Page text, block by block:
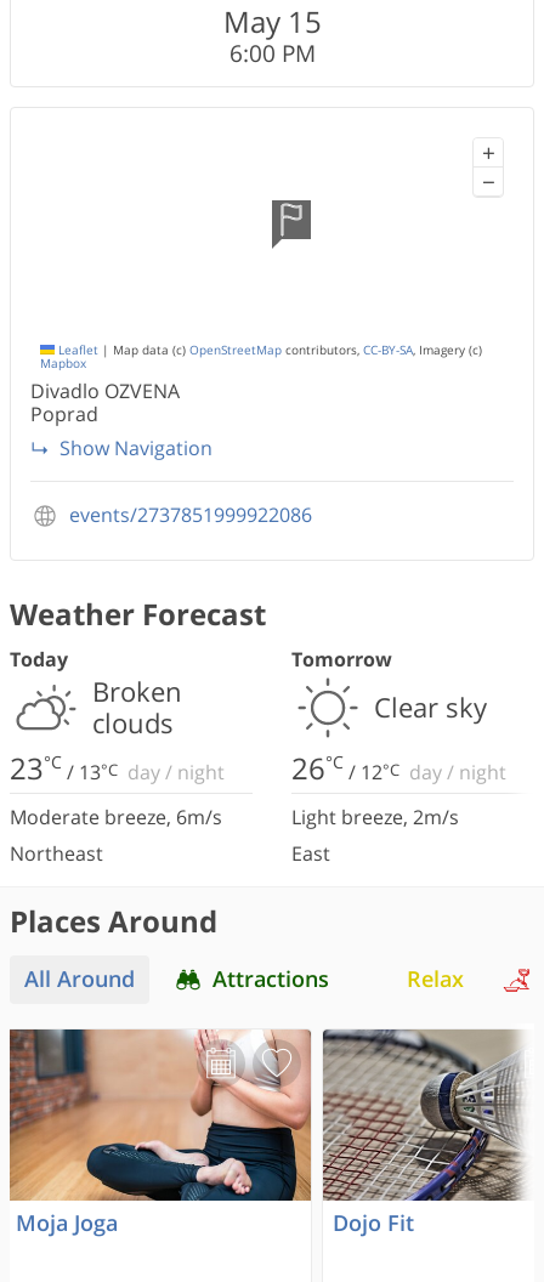
May 15
6:00 PM
+
−
Leaflet | Map data (c) OpenStreetMap contributors, CC-BY-SA, Imagery (c)
Mapbox
Divadlo OZVENA
Poprad
Show Navigation
events/2737851999922086
Weather Forecast
Today
Broken
clouds
23°C / 13°C day/ night
Moderate breeze, 6m/s
Northeast
Tomorrow
Clear sky
26°C / 12°C day/ night
Light breeze, 2m/s
East
Places Around
All Around Attractions Relax
Moja Joga Dojo Fit